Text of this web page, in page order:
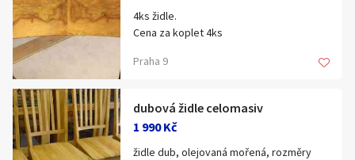
4ks židle.
Cena za koplet 4ks
Praha 9
dubová židle celomasiv
1 990 Kč
židle dub, olejovaná mořená, rozměry